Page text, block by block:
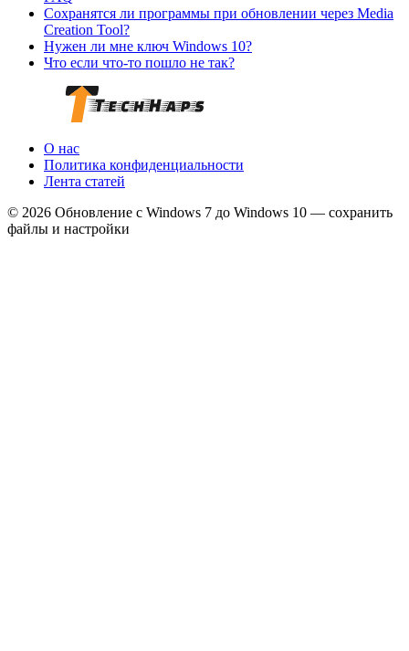
Сохранятся ли программы при обновлении через Media
Creation Tool?
Нужен ли мне ключ Windows 10?
Что если что‑то пошло не так?
О нас
Политика конфиденциальности
Лента статей
© 2026 Обновление с Windows 7 до Windows 10 — сохранить
файлы и настройки